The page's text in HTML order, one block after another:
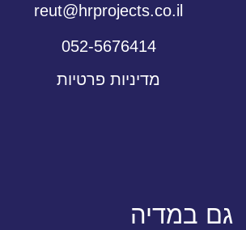
reut@hrprojects.co.il
052-5676414
מדיניות פרטיות
גם במדיה